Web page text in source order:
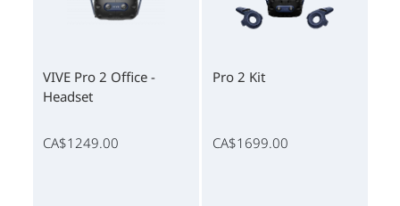
VIVE Pro 2 Office -
Headset
CA$1249.00
Pro 2 Kit
CA$1699.00